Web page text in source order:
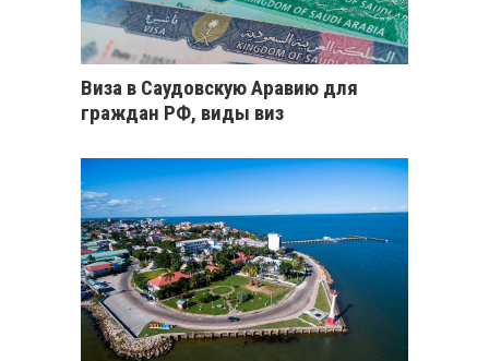
Виза в Саудовскую Аравию для
граждан РФ, виды виз